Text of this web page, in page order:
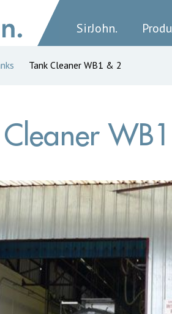
SirJohn.
Tank Cleaner WB1 & 2
Cleaner